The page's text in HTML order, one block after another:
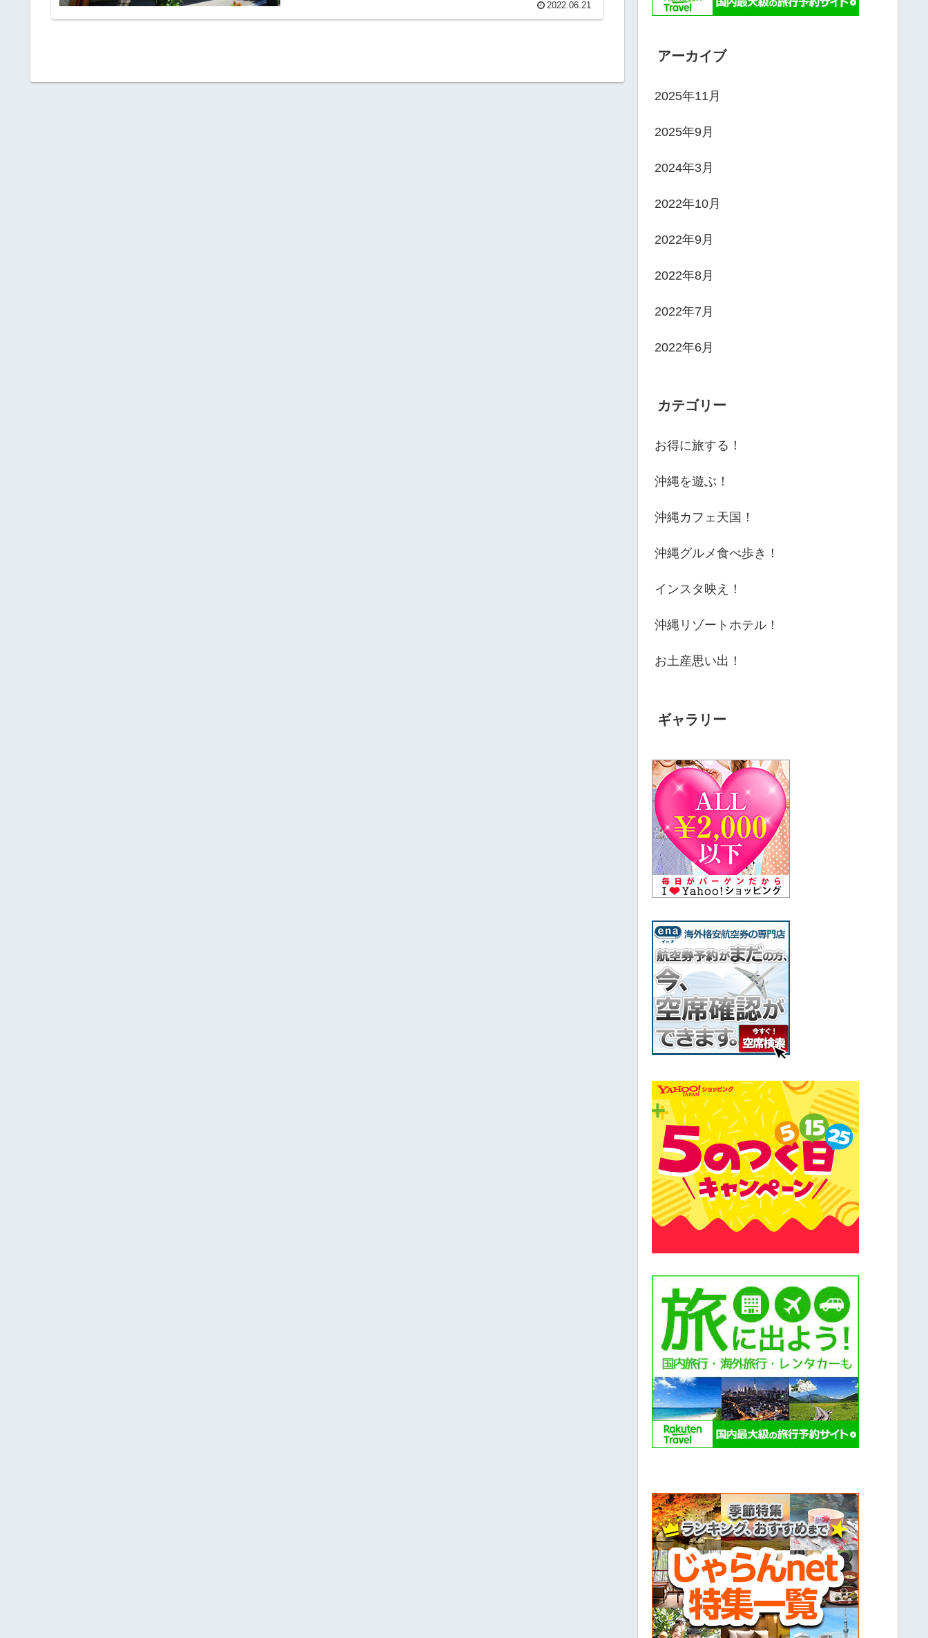
2022.06.21
アーカイブ
2025年11月
2025年9月
2024年3月
2022年10月
2022年9月
2022年8月
2022年7月
2022年6月
カテゴリー
お得に旅する！
沖縄を遊ぶ！
沖縄カフェ天国！
沖縄グルメ食べ歩き！
インスタ映え！
沖縄リゾートホテル！
お土産思い出！
ギャラリー